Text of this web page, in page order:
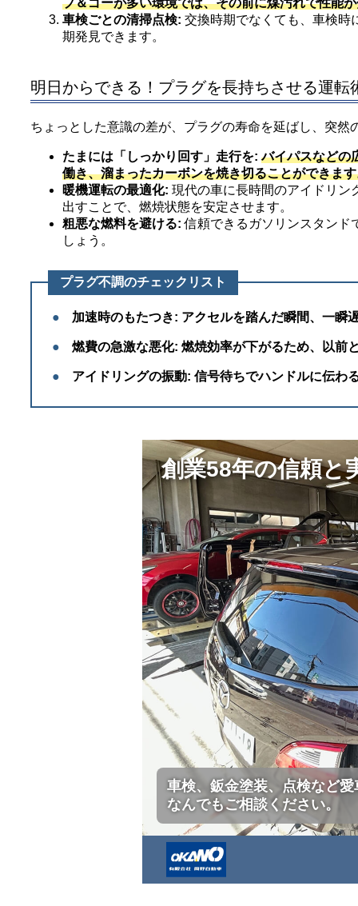
プ＆ゴーが多い環境では、その前に煤汚れで性能
車検ごとの清掃点検: 交換時期でなくても、車検時
期発見できます。
明日からできる！プラグを長持ちさせる運転
ちょっとした意識の差が、プラグの寿命を延ばし、突然
たまには「しっかり回す」走行を: バイパスなどの
働き、溜まったカーボンを焼き切ることができま
暖機運転の最適化: 現代の車に長時間のアイドリン
出すことで、燃焼状態を安定させます。
粗悪な燃料を避ける: 信頼できるガソリンスタンド
しょう。
プラグ不調のチェックリスト
● 加速時のもたつき: アクセルを踏んだ瞬間、一瞬
● 燃費の急激な悪化: 燃焼効率が下がるため、以前
● アイドリングの振動: 信号待ちでハンドルに伝わ
創業58年の信頼と
車検、鈑金塗装、点検など
なんでもご相談ください。